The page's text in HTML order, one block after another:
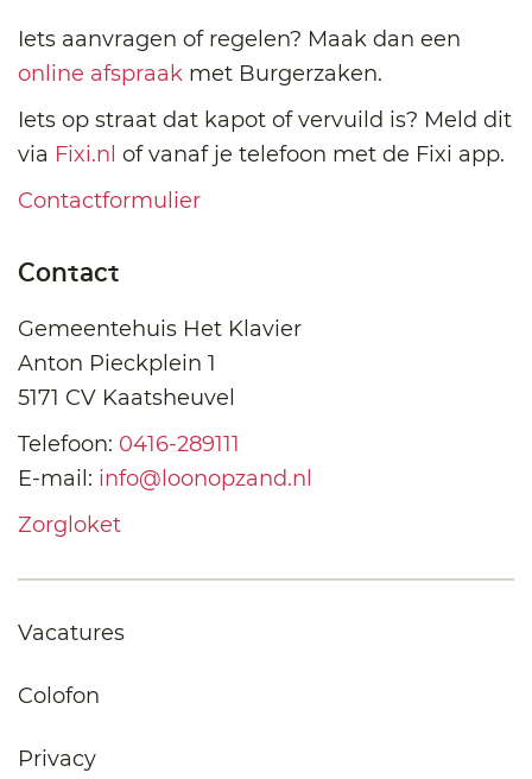
Iets aanvragen of regelen? Maak dan een
online afspraak met Burgerzaken.
Iets op straat dat kapot of vervuild is? Meld dit
via Fixi.nl of vanaf je telefoon met de Fixi app.
Contactformulier
Contact
Gemeentehuis Het Klavier
Anton Pieckplein 1
5171 CV Kaatsheuvel
Telefoon: 0416-289111
E-mail: info@loonopzand.nl
Zorgloket
Vacatures
Colofon
Privacy